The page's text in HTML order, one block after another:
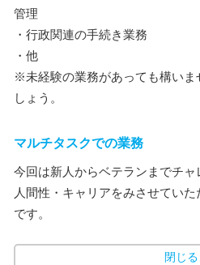
管理
・行政関連の手続き業務
・他
※未経験の業務があっても構いま
しょう。
マルチタスクでの業務
今回は新人からベテランまでチ
人間性・キャリアをみさせてい
です。
閉じる